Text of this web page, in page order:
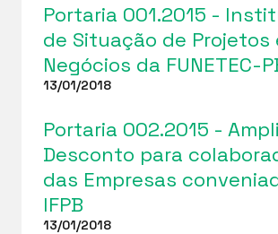
Portaria 001.2015 -
de Situação de Projetos
Negócios da FUNETEC-
13/01/2018
Portaria 002.2015 -
Desconto para
das Empresas
IFPB
13/01/2018